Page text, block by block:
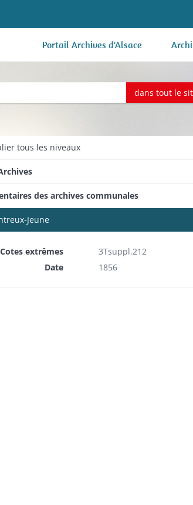
Portail Archives d'Alsace
dans tout le
tous les niveaux
des archives communales
Jeune
extrêmes
3Tsuppl.212
Date
1856